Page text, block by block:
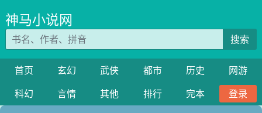
神马小说网
搜索
首页 玄幻 武侠 都市 历史
网游
科幻
言情 其他 排行 完本
登录